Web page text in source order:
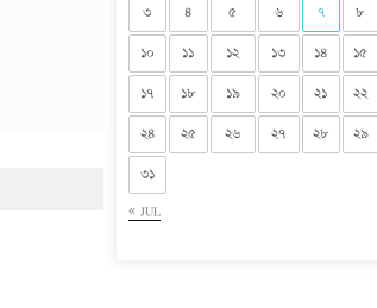
« JUL
৩
৪ ৫ ৬ ৭ ৮
১০
১১ ১২ ১৩ ১৪ ১৫
১৭
১৮ ১৯ ২০ ২১ ২২
২৪
২৫ ২৬ ২৭ ২৮ ২৯
৩১